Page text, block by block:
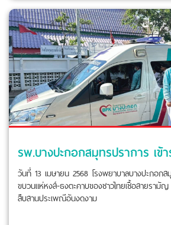
วันที่ 13 เมษายน 2568 โรงพยาบาลบางปะกอกส
ขบวนแห่หงส์-ธงตะคาบของชาวไทยเชื้อสายรามั
สืบสานประเพณีอันงดงาม